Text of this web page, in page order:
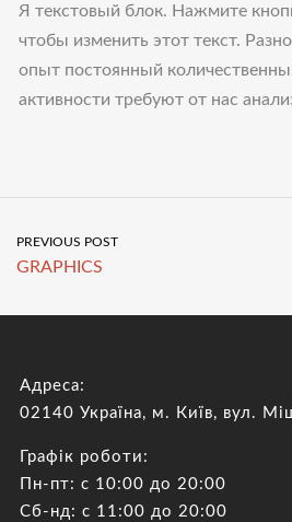
Я текстовый блок. Нажмите
чтобы изменить этот текст.
опыт постоянный
активности требуют от нас
PREVIOUS POST
GRAPHICS
Адреса:
02140 Україна, м. Київ, вул.
Графік роботи:
Пн-пт: с 10:00 до 20:00
Сб-нд: с 11:00 до 20:00